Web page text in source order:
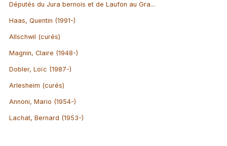
Députés du Jura bernois et de Laufon au Gra...
Haas, Quentin (1991-)
Allschwil (curés)
Magnin, Claire (1948-)
Dobler, Loïc (1987-)
Arlesheim (curés)
Annoni, Mario (1954-)
Lachat, Bernard (1953-)